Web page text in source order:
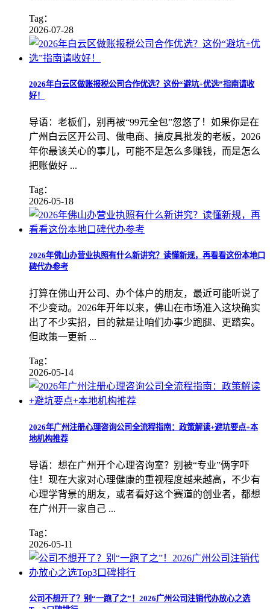
Tag：
2026-07-28
​2026年白云区做账报税公司合作优选？这份“避坑+优选”指南请收
好！
导语：老板们，别再被“99元全包”忽悠了！如果你是在
广州白云区开公司、做电商、搞皮具批发的老板，2026
年你最该关心的事儿，可能不是怎么多赚钱，而是怎么
把账做好 ...
Tag：
2026-05-18
2026年佛山办营业执照有什么新讲究？读懂新规，再看看这份本地口
碑代办参考
打算在佛山开公司、办个体户的朋友，最近可能听说了
不少变动。2026年开年以来，佛山在市场准入这块确实
出了不少实招，目的就是让咱们办事少跑腿、更踏实。
但政策一更新 ...
Tag：
2026-05-14
​2026年广州注册心理咨询公司全流程指南：政策解读+避坑要点+本
地机构推荐
导语：想在广州开个心理咨询室？别被“专业”俩字吓
住！现在大家对心理健康的重视程度越来越高，不少有
心理学背景的朋友，或者看好这个赛道的创业者，都想
在广州开一家自己 ...
Tag：
2026-05-11
​公司不想开了？别“一跑了之”！2026广州公司注销代办放心之选